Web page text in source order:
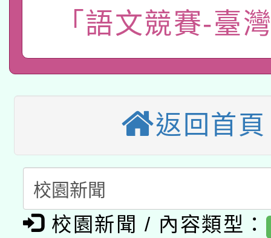
業技術研究院辦理「
用水績優單位及節水達
115年8月22日(星期六
本校115學年度第2次
招甄選結果公告(無人
適應運動共學行動站研
本館辦理115年度閱讀
暨閱讀推動專業研習
科技賦能─人工智慧
礎課程
A3數位素養講師名單
「數位內容與教學軟
「語文競賽-臺
返回首頁
校園新聞 / 內容類型：